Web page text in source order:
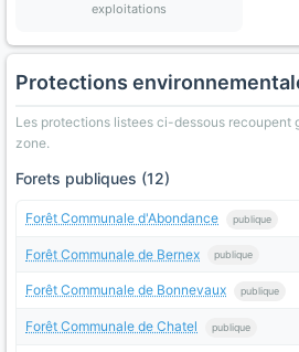
exploitations
Protections
Les protections listees ci-dessous recoupent
zone.
Forets publiques (12)
Forêt Communale d'Abondance publique
Forêt Communale de Bernex publique
Forêt Communale de Bonnevaux publique
Forêt Communale de Chatel publique